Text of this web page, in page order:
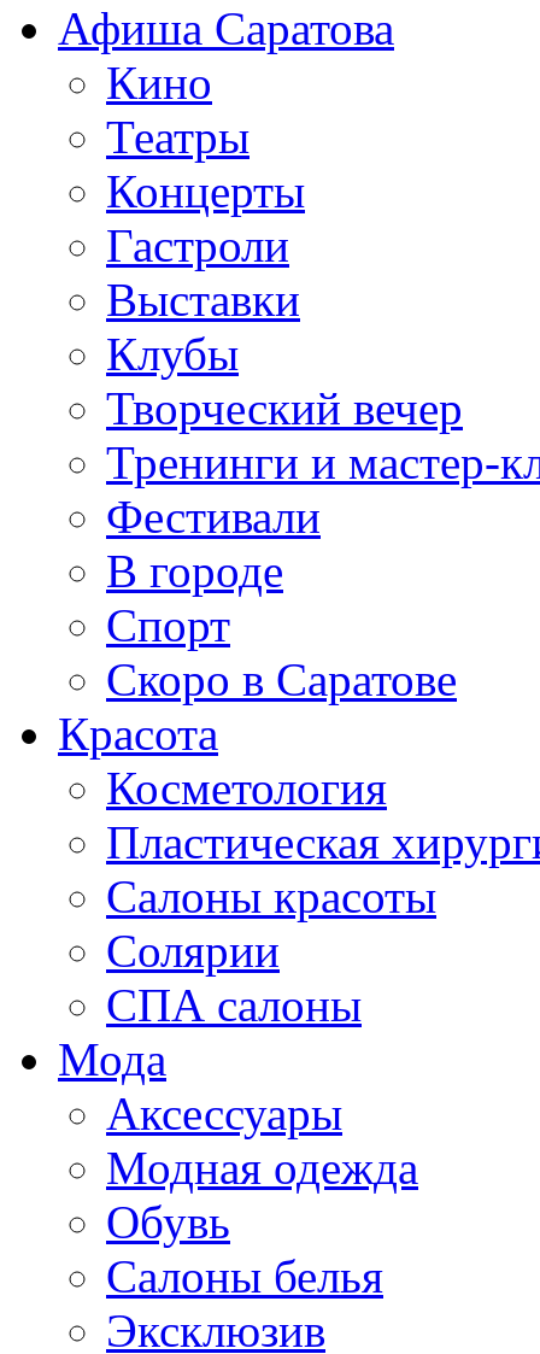
Афиша Саратова
Кино
Театры
Концерты
Гастроли
Выставки
Клубы
Творческий вечер
Тренинги и мастер-
Фестивали
В городе
Спорт
Скоро в Саратове
Красота
Косметология
Пластическая
Салоны красоты
Солярии
СПА салоны
Мода
Аксессуары
Модная одежда
Обувь
Салоны белья
Эксклюзив